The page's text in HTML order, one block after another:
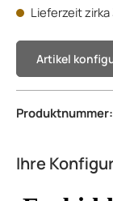
Lieferzeit
Artikel
Produktnummer:
Ihre